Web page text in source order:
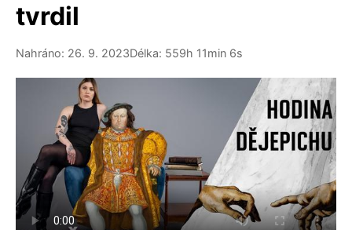
tvrdil
Nahráno: 26. 9. 2023Délka: 559h 11min 6s